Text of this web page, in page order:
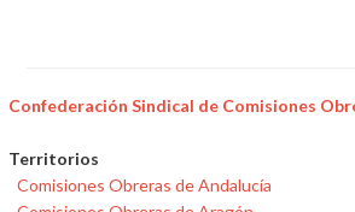
Confederación Sindical de Comisiones
Territorios
Comisiones Obreras de Andalucía